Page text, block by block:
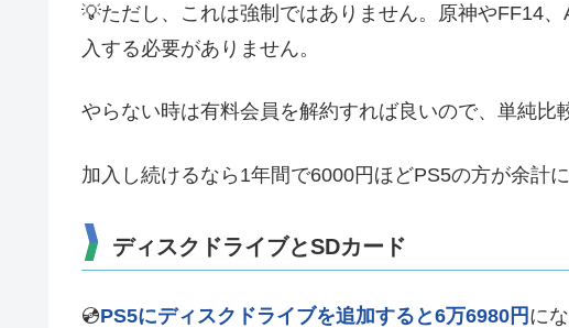
💡ただし、これは強制ではありません。原神やFF14
入する必要がありません。
やらない時は有料会員を解約すれば良いので、単純比
加入し続けるなら1年間で6000円ほどPS5の方が余計に
ディスクドライブとSDカード
💿️PS5にディスクドライブを追加すると6万6980円 に